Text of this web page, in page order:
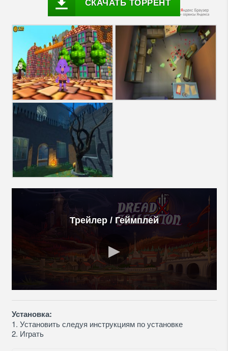
Трейлер / Геймплей
Установка:
1. Установить следуя инструкциям по установке
2. Играть